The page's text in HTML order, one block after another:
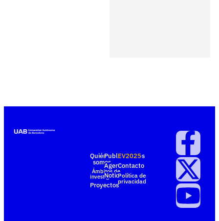
Quiénes
somos
Ámbitos de
investigación
Proyectos
Publicaciones
Agenda
Noticias
EV2025
Contacto
Política de
privacidad